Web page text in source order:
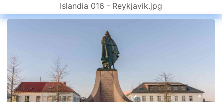
Islandia 016 - Reykjavik.jpg